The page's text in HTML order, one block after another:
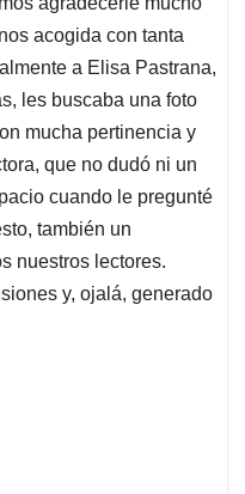
acogida con tanta
a Elisa Pastrana,
les buscaba una foto
mucha pertinencia y
que no dudó ni un
cuando le pregunté
también un
nuestros lectores.
y, ojalá, generado